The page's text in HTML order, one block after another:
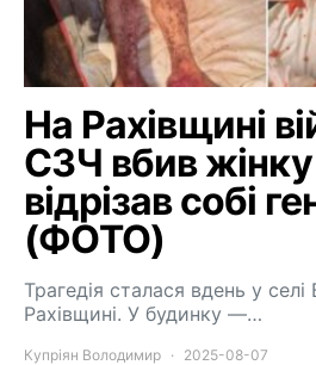
На Рахівщині
СЗЧ вбив жінку
відрізав собі
(ФОТО)
Трагедія сталася вдень у
Рахівщині. У будинку —…
Купріян Володимир 2025-08-07